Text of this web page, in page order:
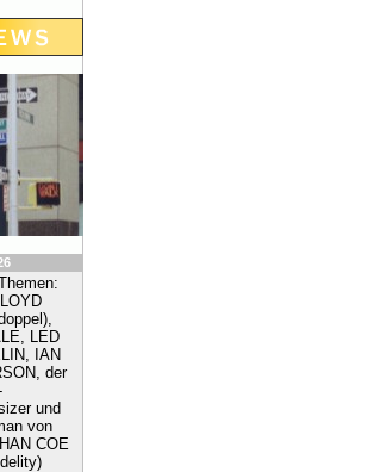
LED
IAN
der
und
von
COE